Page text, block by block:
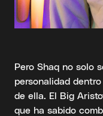
Pero Shaq no solo
personalidad
de ella. El Big
que ha sabido